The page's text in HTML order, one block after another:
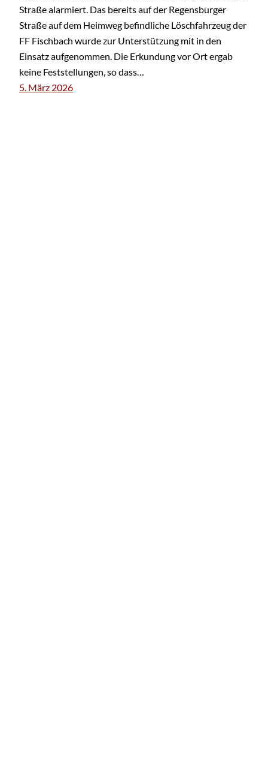
Straße alarmiert. Das bereits auf der Regensburger
Straße auf dem Heimweg befindliche Löschfahrzeug der
FF Fischbach wurde zur Unterstützung mit in den
Einsatz aufgenommen. Die Erkundung vor Ort ergab
keine Feststellungen, so dass…
5. März 2026